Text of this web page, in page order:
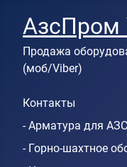
АзсПром
Продажа
(моб/Viber)
Контакты
- Арматура для АЗС
- Горно-шахтное